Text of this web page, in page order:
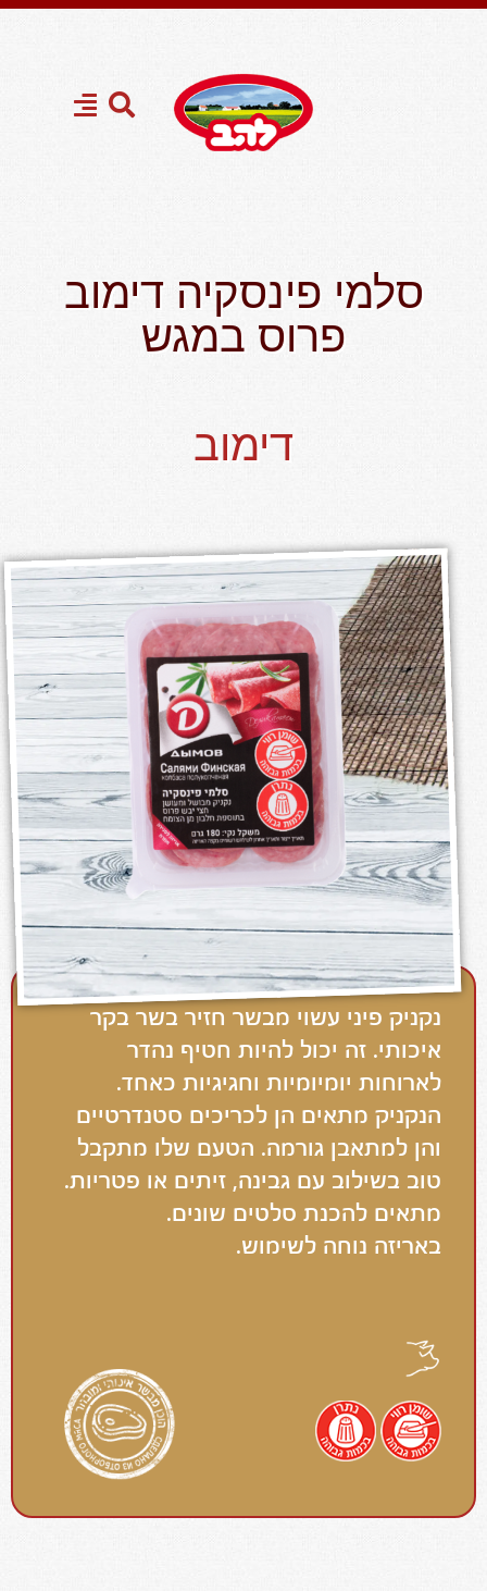
סלמי פינסקיה דימוב
פרוס במגש
דימוב
נקניק פיני עשוי מבשר חזיר בשר בקר
איכותי. זה יכול להיות חטיף נהדר
לארוחות יומיומיות וחגיגיות כאחד.
הנקניק מתאים הן לכריכים סטנדרטיים
והן למתאבן גורמה. הטעם שלו מתקבל
טוב בשילוב עם גבינה, זיתים או פטריות.
מתאים להכנת סלטים שונים.
באריזה נוחה לשימוש.